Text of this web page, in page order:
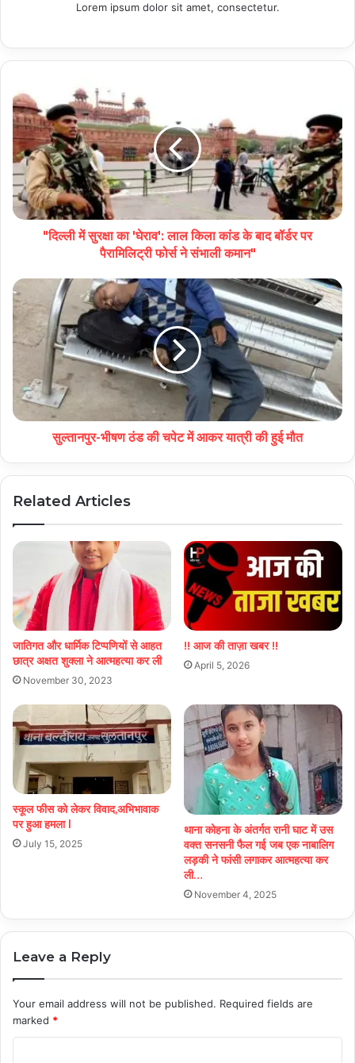
Lorem ipsum dolor sit amet, consectetur.
"दिल्ली में सुरक्षा का 'घेराव': लाल किला कांड के बाद बॉर्डर पर
पैरामिलिट्री फोर्स ने संभाली कमान"
सुल्तानपुर-भीषण ठंड की चपेट में आकर यात्री की हुई मौत
Related Articles
जातिगत और धार्मिक टिप्पणियों से आहत
छात्र अक्षत शुक्ला ने आत्महत्या कर ली
November 30, 2023
!! आज की ताज़ा खबर !!
April 5, 2026
स्कूल फीस को लेकर विवाद,अभिभावाक
पर हुआ हमला l
July 15, 2025
थाना कोहना के अंतर्गत रानी घाट में उस
वक्त सनसनी फैल गई जब एक नाबालिग
लड़की ने फांसी लगाकर आत्महत्या कर
ली…
November 4, 2025
Leave a Reply
Your email address will not be published. Required fields are
marked *